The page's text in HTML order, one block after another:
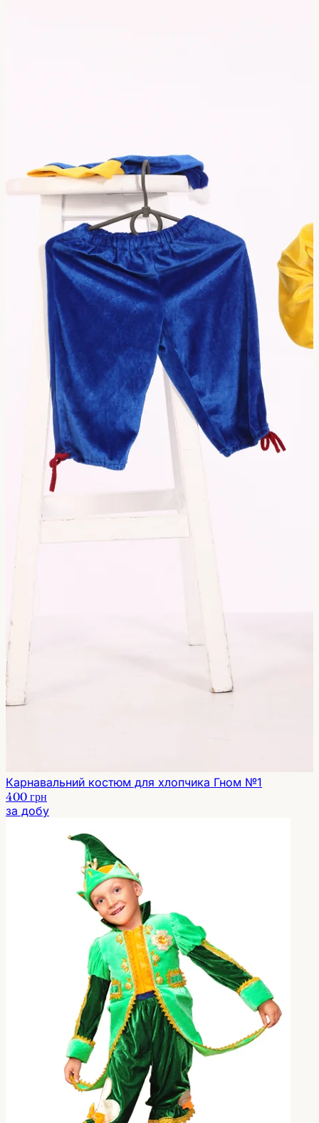
Карнавальний костюм для хлопчика Гном №1
400 грн
за добу